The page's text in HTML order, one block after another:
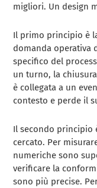
migliori. Un design
Il primo principio è
domanda operativa
specifico del
un turno, la
è collegata a un
contesto e perde il
Il secondo principio
cercato. Per
numeriche sono
verificare la
sono più precise.